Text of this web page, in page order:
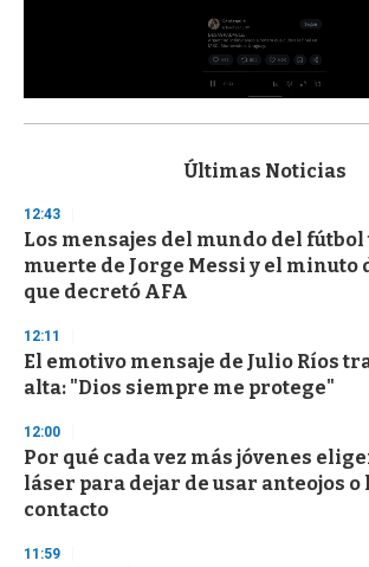
s
d
s
o
f
3
s
e
c
o
d
s
Últimas Noticias
12:43
Los mensajes del mundo del
muerte de Jorge Messi y el minuto
que decretó AFA
12:11
El emotivo mensaje de Julio Ríos
alta: "Dios siempre me protege"
12:00
Por qué cada vez más jóvenes
láser para dejar de usar anteojos o
contacto
11:59